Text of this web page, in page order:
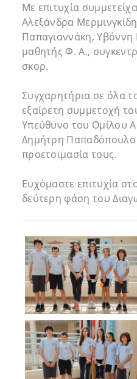
Με επιτυχία
Αλεξάνδρα
Παπαγιαννάκη, Υβόννη
μαθητής Φ. Α.,
σκορ.
Συγχαρητήρια σε όλα
εξαίρετη συμμετοχή
Υπεύθυνο του Ομίλου
Δημήτρη Παπαδόπουλο
προετοιμασία τους.
Ευχόμαστε επιτυχία
δεύτερη φάση του